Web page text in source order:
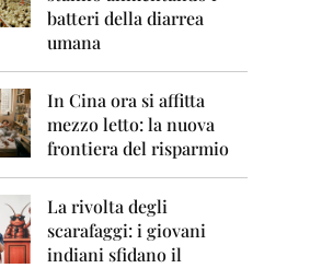
batteri della diarrea
umana
In Cina ora si affitta
mezzo letto: la nuova
frontiera del risparmio
La rivolta degli
scarafaggi: i giovani
indiani sfidano il